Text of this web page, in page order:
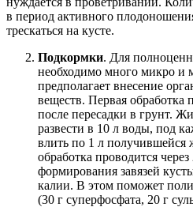
в период активного
трескаться на кусте.
Подкормки. Для
необходимо много микро и
предполагает внесение
веществ. Первая обработка
после пересадки в грунт.
развести в 10 л воды, под
влить по 1 л
обработка проводится
формирования завязей
калии. В этом поможет
(30 г суперфосфата, 20 г